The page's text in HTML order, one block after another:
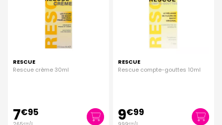
RESCUE
Rescue crème 30ml
7€95
€00
RESCUE
Rescue compte-gouttes 10ml
9€99
€00